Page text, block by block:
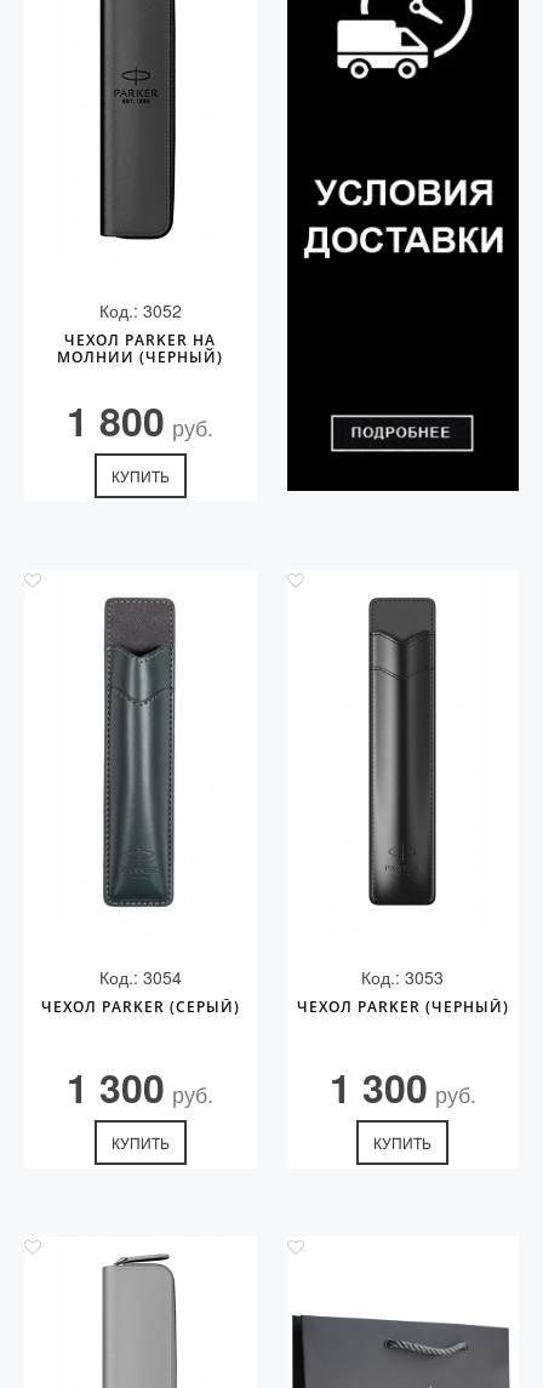
Код.: 3052
ЧЕХОЛ PARKER НА
МОЛНИИ (ЧЕРНЫЙ)
1 800 руб.
КУПИТЬ
Код.: 3054
ЧЕХОЛ PARKER (СЕРЫЙ)
1 300 руб.
КУПИТЬ
Код.: 3053
ЧЕХОЛ PARKER (ЧЕРНЫЙ)
1 300 руб.
КУПИТЬ